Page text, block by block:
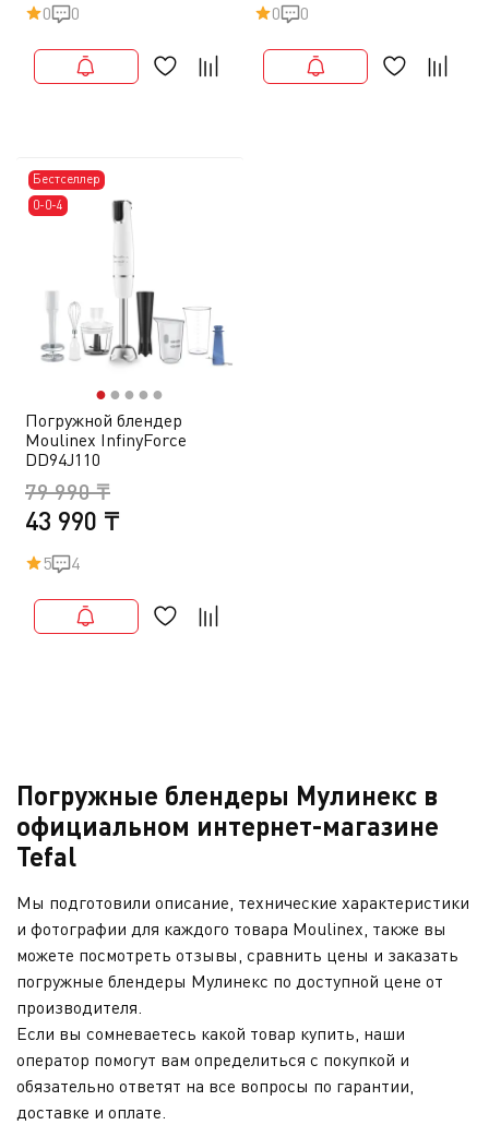
0 0 0 0
Бестселлер
0-0-4
●● ● ● ●
Погружной блендер
Moulinex InfinyForce
DD94J110
43 990 ₸
79 990 ₸
5 4
Погружные блендеры Мулинекс в
официальном интернет-магазине
Tefal
Мы подготовили описание, технические характеристики
и фотографии для каждого товара Moulinex, также вы
можете посмотреть отзывы, сравнить цены и заказать
погружные блендеры Мулинекс по доступной цене от
производителя.
Если вы сомневаетесь какой товар купить, наши
оператор помогут вам определиться с покупкой и
обязательно ответят на все вопросы по гарантии,
доставке и оплате.